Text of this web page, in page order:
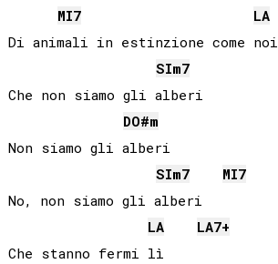
MI7
LA
Di animali in estinzione come noi
SIm7
Che non siamo gli alberi
DO#m
Non siamo gli alberi
SIm7 MI7
No, non siamo gli alberi
LA
LA7+
Che stanno fermi lì